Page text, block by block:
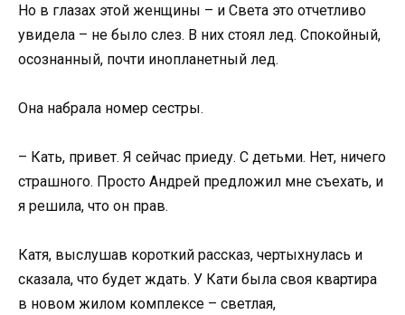
Но в глазах этой женщины – и Света это отчетливо
увидела – не было слез. В них стоял лед. Спокойный,
осознанный, почти инопланетный лед.
Она набрала номер сестры.
– Кать, привет. Я сейчас приеду. С детьми. Нет, ничего
страшного. Просто Андрей предложил мне съехать, и
я решила, что он прав.
Катя, выслушав короткий рассказ, чертыхнулась и
сказала, что будет ждать. У Кати была своя квартира
в новом жилом комплексе – светлая,